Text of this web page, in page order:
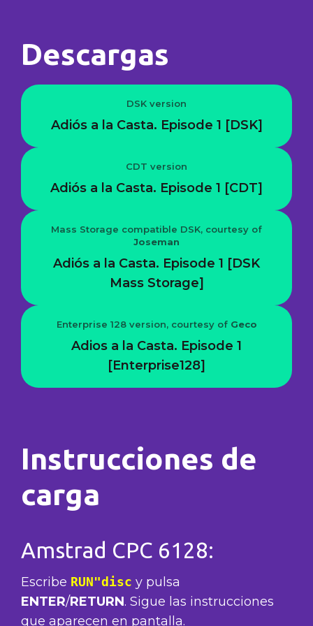
Descargas
DSK version
Adiós a la Casta. Episode 1 [DSK]
CDT version
Adiós a la Casta. Episode 1 [CDT]
Mass Storage compatible DSK, courtesy of
Joseman
Adiós a la Casta. Episode 1 [DSK
Mass Storage]
Enterprise 128 version, courtesy of Geco
Adios a la Casta. Episode 1
[Enterprise128]
Instrucciones de
carga
Amstrad CPC 6128:
Escribe RUN"disc y pulsa
ENTER/RETURN. Sigue las instrucciones
que aparecen en pantalla.